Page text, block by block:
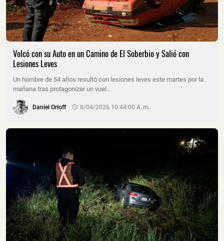
Volcó con su Auto en un Camino de El Soberbio y Salió con
Lesiones Leves
Un hombre de 54 años resultó con lesiones leves este martes por la
mañana tras protagonizar un vuel…
Daniel Orloff 8/04/2026 10:44:00 A. M.